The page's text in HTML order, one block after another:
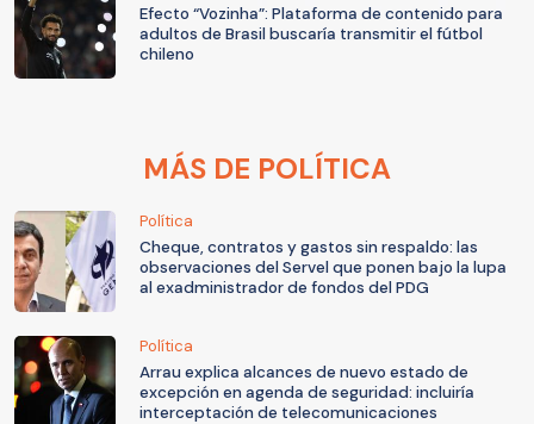
Efecto “Vozinha”: Plataforma de contenido para
adultos de Brasil buscaría transmitir el fútbol
chileno
MÁS DE POLÍTICA
Política
Cheque, contratos y gastos sin respaldo: las
observaciones del Servel que ponen bajo la lupa
al exadministrador de fondos del PDG
Política
Arrau explica alcances de nuevo estado de
excepción en agenda de seguridad: incluiría
interceptación de telecomunicaciones